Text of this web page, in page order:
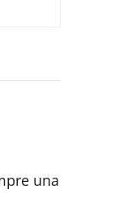
una